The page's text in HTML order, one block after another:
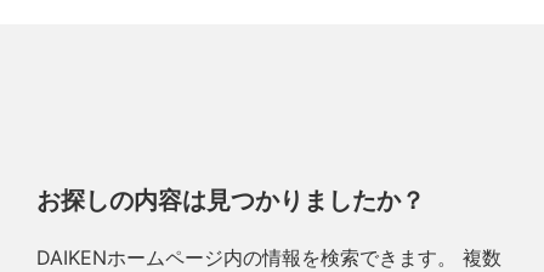
お探しの内容は見つかりましたか？
DAIKENホームページ内の情報を検索できます。 複数